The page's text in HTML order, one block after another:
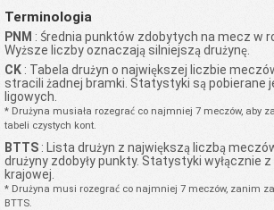
Terminologia
PNM : Średnia punktów zdobytych na mecz w
Wyższe liczby oznaczają silniejszą drużynę.
CK : Tabela drużyn o największej liczbie
stracili żadnej bramki. Statystyki są pobierane
ligowych.
* Drużyna musiała rozegrać co najmniej 7 meczów, aby
tabeli czystych kont.
BTTS : Lista drużyn z największą liczbą
drużyny zdobyły punkty. Statystyki wyłącznie
krajowej.
* Drużyna musi rozegrać co najmniej 7 meczów, zanim
BTTS.